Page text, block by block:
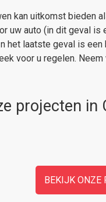
kan uitkomst
uw auto (in dit geval
het laatste geval is
voor u regelen.
projecten in
BEKIJK ONZE